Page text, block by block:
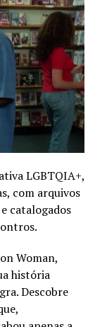
LGBTQIA+,
com arquivos
catalogados
Woman,
história
Descobre